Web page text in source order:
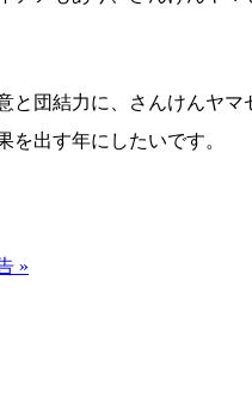
団結力に、さんけんヤマ
出す年にしたいです。
»